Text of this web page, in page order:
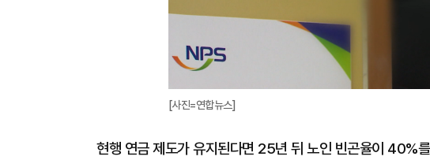
[사진=연합뉴스]
현행 연금 제도가 유지된다면 25년 뒤 노인 빈곤율이 40%